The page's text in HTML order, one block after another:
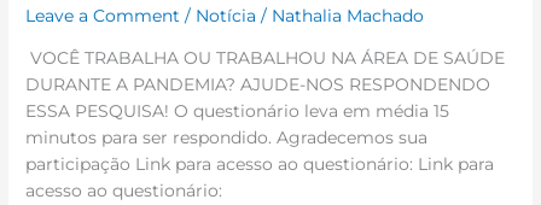
Leave a Comment / Notícia / Nathalia Machado
VOCÊ TRABALHA OU TRABALHOU NA ÁREA DE SAÚDE
DURANTE A PANDEMIA? AJUDE-NOS RESPONDENDO
ESSA PESQUISA! O questionário leva em média 15
minutos para ser respondido. Agradecemos sua
participação Link para acesso ao questionário: Link para
acesso ao questionário: